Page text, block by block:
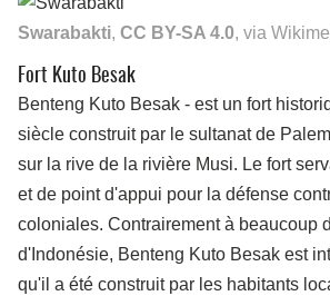
Swarabakti, CC BY-SA 4.0, via
Fort Kuto Besak
Benteng Kuto Besak - est un fort
siècle construit par le sultanat de
sur la rive de la rivière Musi. Le fort
et de point d'appui pour la défense
coloniales. Contrairement à beaucoup
d'Indonésie, Benteng Kuto Besak est
qu'il a été construit par les habitants